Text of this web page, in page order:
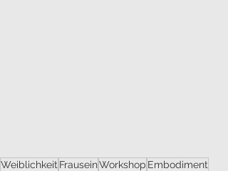
Weiblichkeit FrauseinWorkshop Embodiment